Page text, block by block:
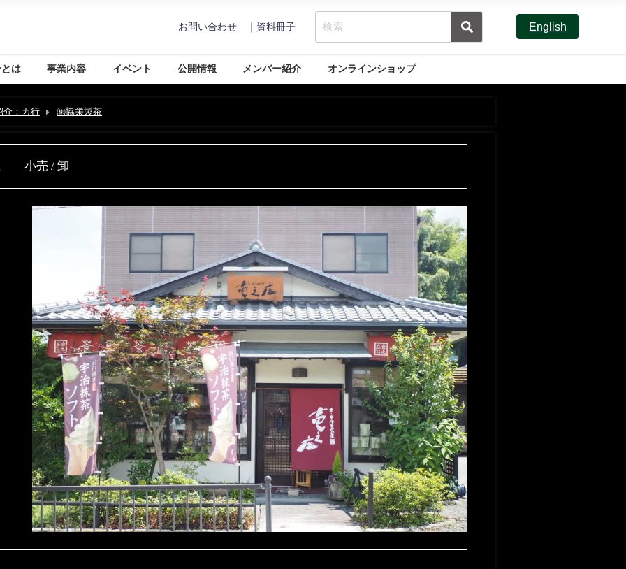
お問い合わせ｜ 資料冊子 English
は 事業内容 イベント 公開情報 メンバー紹介 オンラインショップ
介：カ行 ㈱協栄製茶
小売 / 卸